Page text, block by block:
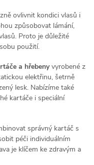
ovlivnit kondici vlasů i
způsobovat lámání,
Proto je důležité
použití.
a hřebenyvyrobené z
elektřinu, šetrně
lesk. Nabízíme také
kartáče i speciální
správný kartáč s
péči individuálním
je klíčem ke zdravým a